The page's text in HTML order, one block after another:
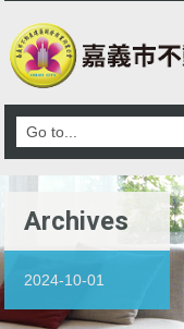
Archives
2024-10-01